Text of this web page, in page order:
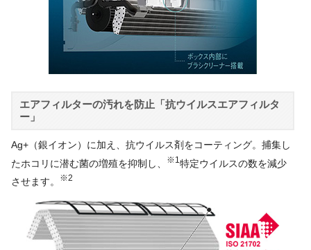
エアフィルターの汚れを防止「抗ウイルスエアフィルタ
ー」
Ag+（銀イオン）に加え、抗ウイルス剤をコーティング。捕集し
たホコリに潜む菌の増殖を抑制し、
※1 特定ウイルスの数を減少
させます。
※2